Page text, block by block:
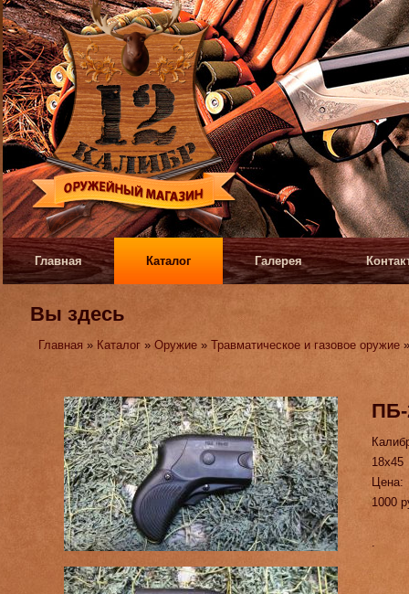
Главная Каталог Галерея
Вы здесь
Главная » Каталог »Оружие »Травматическое и газовое оружие
18х45
Цена:
1000
.